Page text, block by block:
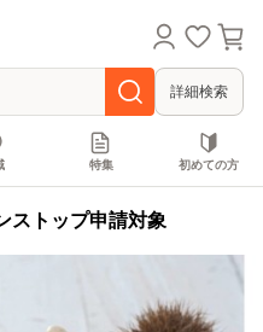
詳細検索
特集 初めての方
ストップ申請対象